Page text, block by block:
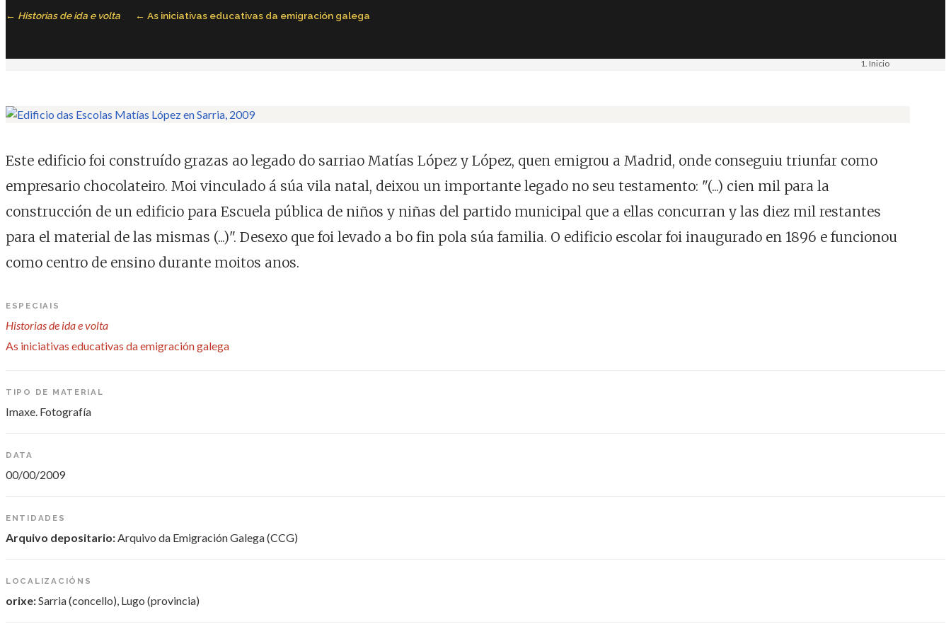
Historias de ida e volta As iniciativas educativas da emigración galega
Inicio
Este edificio foi construído grazas ao legado do sarriao Matías López y López, quen emigrou a Madrid, onde conseguiu triunfar como
empresario chocolateiro. Moi vinculado á súa vila natal, deixou un importante legado no seu testamento: "(...) cien mil para la
construcción de un edificio para Escuela pública de niños y niñas del partido municipal que a ellas concurran y las diez mil restantes
para el material de las mismas (...)". Desexo que foi levado a bo fin pola súa familia. O edificio escolar foi inaugurado en 1896 e funcionou
como centro de ensino durante moitos anos.
ESPECIAIS
Historias de ida e volta
As iniciativas educativas da emigración galega
TIPO DE MATERIAL
Imaxe. Fotografía
DATA
00/00/2009
ENTIDADES
Arquivo depositario:Arquivo da Emigración Galega (CCG)
LOCALIZACIÓNS
orixe:Sarria (concello), Lugo (provincia)